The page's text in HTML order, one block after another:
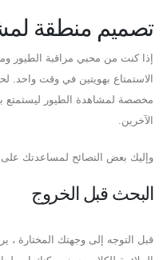
تصميم منطقة
إذا كنت من محبي مراقبة الطيور
الاستمتاع بهويتين في وقت
مخصصة لمشاهدة الطيور ليستمتع
الآخرين.
وإليك بعض النصائح لمساعدتك على
البحث قبل الخروج
قبل التوجه إلى وجهتك المختارة